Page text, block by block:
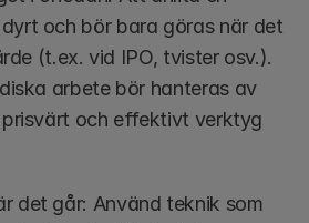
och bör bara göras när det
(t.ex. vid IPO, tvister osv.).
arbete bör hanteras av
och effektivt verktyg
det går: Använd teknik som